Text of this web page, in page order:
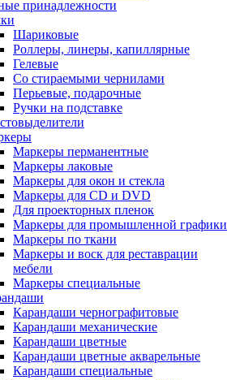
принадлежности
Шариковые
Роллеры, линеры, капиллярные
Гелевые
Со стираемыми чернилами
Перьевые, подарочные
Ручки на подставке
Маркеры перманентные
Маркеры лаковые
Маркеры для окон и стекла
Маркеры для CD и DVD
Для проекторных пленок
Маркеры для промышленной графики
Маркеры по ткани
Маркеры и воск для реставрации
мебели
Маркеры специальные
Карандаши чернографитовые
Карандаши механические
Карандаши цветные
Карандаши цветные акварельные
Карандаши специальные